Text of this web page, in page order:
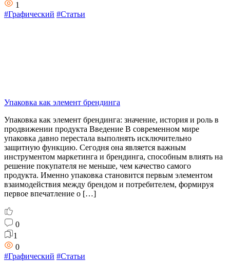
1
#Графический #Статьи
Упаковка как элемент брендинга
Упаковка как элемент брендинга: значение, история и роль в
продвижении продукта Введение В современном мире
упаковка давно перестала выполнять исключительно
защитную функцию. Сегодня она является важным
инструментом маркетинга и брендинга, способным влиять на
решение покупателя не меньше, чем качество самого
продукта. Именно упаковка становится первым элементом
взаимодействия между брендом и потребителем, формируя
первое впечатление о […]
0
1
0
#Графический #Статьи